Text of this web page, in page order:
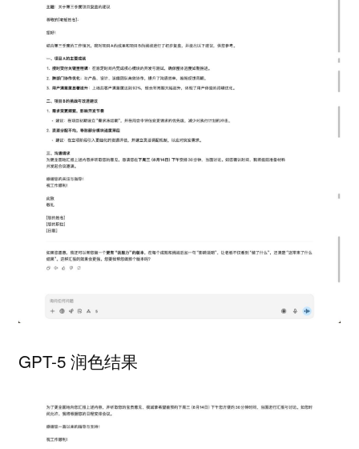
GPT-5 润色结果